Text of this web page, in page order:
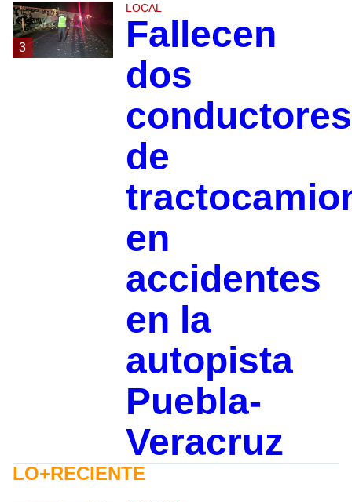
3
LOCAL
Fallecen
dos
conductores
de
en
accidentes
en la
autopista
Puebla-
Veracruz
LO+RECIENTE